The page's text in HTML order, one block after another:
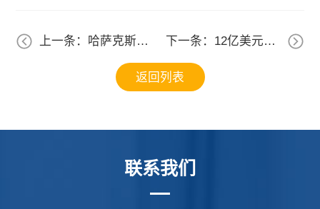
上一条：哈萨克斯坦
月，你的货还能进返回列表
下一条：12亿美元！
子哈萨克斯坦！一文
讲清背后的建厂标准
联系我们